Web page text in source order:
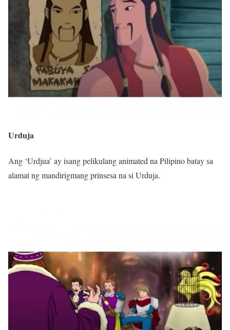
Urduja
Ang ‘Urdjua’ ay isang pelikulang animated na Pilipino batay sa
alamat ng mandirigmang prinsesa na si Urduja.